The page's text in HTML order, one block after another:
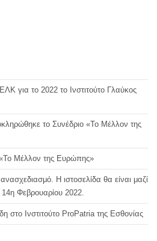
για το 2022 το Ινστιτούτο Γλαύκος
το Συνέδριο «Το Μέλλον της
Μέλλον της Ευρώπης»
Η ιστοσελίδα θα είναι μαζί
Φεβρουαρίου 2022.
στο Ινστιτούτο ProPatria της Εσθονίας